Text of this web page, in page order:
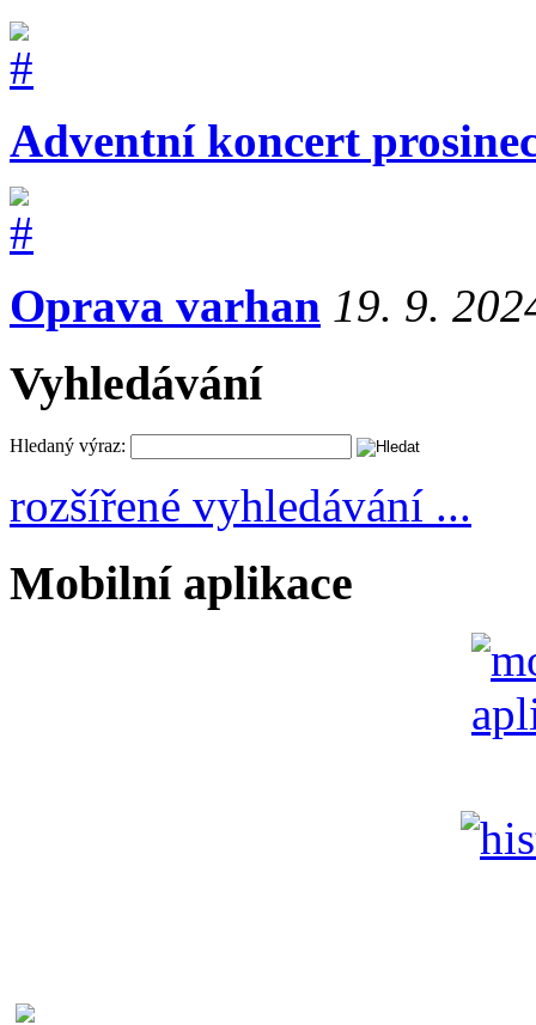
Adventní koncert
Oprava varhan 19. 9.
Vyhledávání
Hledaný výraz:
rozšířené vyhledávání ...
Mobilní aplikace